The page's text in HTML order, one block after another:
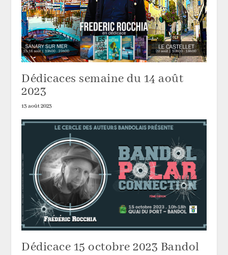
Dédicaces semaine du 14 août
2023
13 août 2023
Dédicace 15 octobre 2023 Bandol